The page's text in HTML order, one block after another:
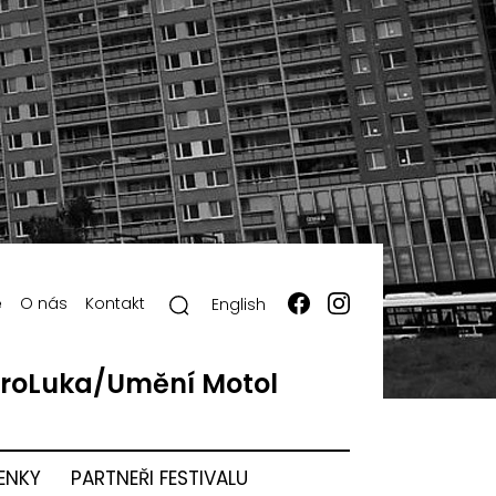
Umění Motol
O nás Kontakt English
PARTNEŘI FESTIVALU